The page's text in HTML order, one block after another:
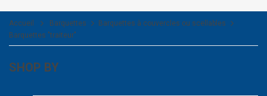
Accueil Barquettes
Barquettes à couvercles ou scellables
Barquettes "traiteur"
SHOP BY